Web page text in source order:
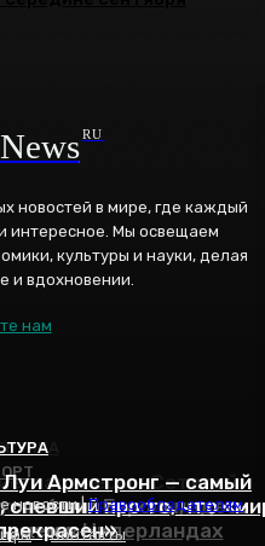
партнеры «Сетевой
выпуск продукции и
потери
6 лиг Европы, здесь
чем в Нидерландах
Армстронг — самый
про то, что
RU
новостей в мире, где каждый
интересное. Мы освещаем
культуры и науки, делая
и вдохновении.
нам
новости |Правообладателям
Контакты